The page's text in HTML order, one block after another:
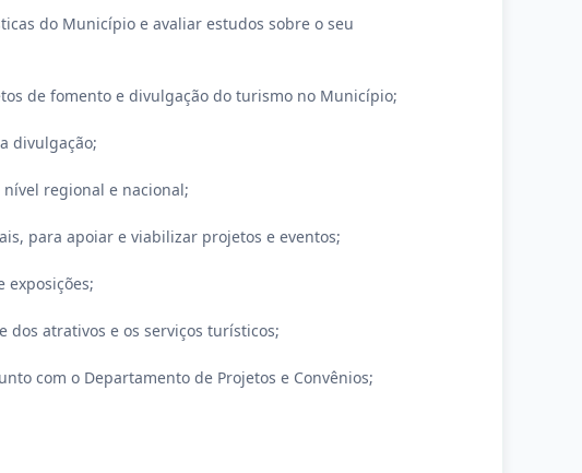
do Município e avaliar estudos sobre o seu
de fomento e divulgação do turismo no Município;
divulgação;
regional e nacional;
para apoiar e viabilizar projetos e eventos;
exposições;
dos atrativos e os serviços turísticos;
com o Departamento de Projetos e Convênios;